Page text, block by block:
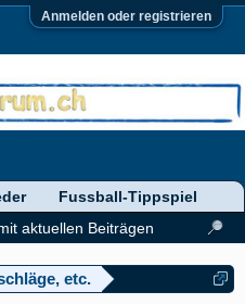
Anmelden oder registrieren
etc.
aktuellen Beiträgen
Fussball-Tippspiel